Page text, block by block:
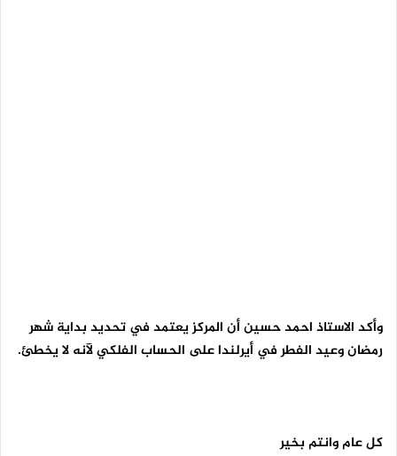
وأكد الاستاذ احمد حسين أن المركز يعتمد في تحديد بداية شهر
رمضان وعيد الفطر في أيرلندا على الحساب الفلكي لآنه لا يخطئ.
كل عام وانتم بخير